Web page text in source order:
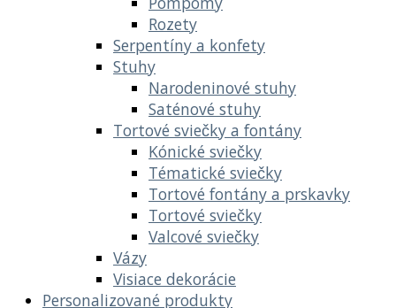
Rozety
Serpentíny a konfety
Stuhy
Narodeninové stuhy
Saténové stuhy
Tortové sviečky a fontány
Kónické sviečky
Tématické sviečky
Tortové fontány a prskavky
Tortové sviečky
Valcové sviečky
Vázy
Visiace dekorácie
Personalizované produkty